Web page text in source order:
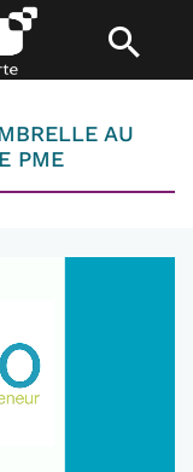
AU
PME